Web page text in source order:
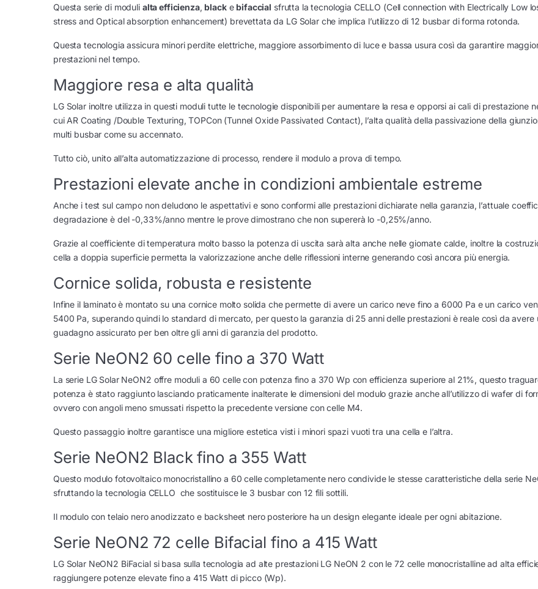
Questa serie di moduli alta efficienza,blackebifaccial sfrutta la tecnologia CELLO (Cell connection with Electrically Low
stress and Optical absorption enhancement) brevettata da LG Solar che implica l’utilizzo di 12 busbar di forma rotonda.
Questa tecnologia assicura minori perdite elettriche, maggiore assorbimento di luce e bassa usura così da garantire
prestazioni nel tempo.
Maggiore resa e alta qualità
LG Solar inoltre utilizza in questi moduli tutte le tecnologie disponibili per aumentare la resa e opporsi ai cali di prestazione
cui AR Coating /Double Texturing, TOPCon (Tunnel Oxide Passivated Contact), l’alta qualità della passivazione della
multi busbar come su accennato.
Tutto ciò, unito all’alta automatizzazione di processo, rendere il modulo a prova di tempo.
Prestazioni elevate anche in condizioni ambientale estreme
Anche i test sul campo non deludono le aspettativi e sono conformi alle prestazioni dichiarate nella garanzia, l’attuale
degradazione è del -0,33%/anno mentre le prove dimostrano che non supererà lo -0,25%/anno.
Grazie al coefficiente di temperatura molto basso la potenza di uscita sarà alta anche nelle giornate calde, inoltre la
cella a doppia superficie permetta la valorizzazione anche delle riflessioni interne generando così ancora più energia.
Cornice solida, robusta e resistente
Infine il laminato è montato su una cornice molto solida che permette di avere un carico neve fino a 6000 Pa e un carico
5400 Pa, superando quindi lo standard di mercato, per questo la garanzia di 25 anni delle prestazioni è reale così da avere
guadagno assicurato per ben oltre gli anni di garanzia del prodotto.
Serie NeON2 60 celle fino a 370 Watt
La serie LG Solar NeON2 offre moduli a 60 celle con potenza fino a 370 Wp con efficienza superiore al 21%, questo
potenza è stato raggiunto lasciando praticamente inalterate le dimensioni del modulo grazie anche all’utilizzo di wafer di
ovvero con angoli meno smussati rispetto la precedente versione con celle M4.
Questo passaggio inoltre garantisce una migliore estetica visti i minori spazi vuoti tra una cella e l’altra.
Serie NeON2 Black fino a 355 Watt
Questo modulo fotovoltaico monocristallino a 60 celle completamente nero condivide le stesse caratteristiche della serie
sfruttando la tecnologia CELLO che sostituisce le 3 busbar con 12 fili sottili.
Il modulo con telaio nero anodizzato e backsheet nero posteriore ha un design elegante ideale per ogni abitazione.
Serie NeON2 72 celle Bifacial fino a 415 Watt
LG Solar NeON2 BiFacial si basa sulla tecnologia ad alte prestazioni LG NeON 2 con le 72 celle monocristalline ad alta
raggiungere potenze elevate fino a 415 Watt di picco (Wp).